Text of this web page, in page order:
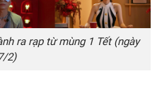
ra rạp từ mùng 1 Tết (ngày
2)